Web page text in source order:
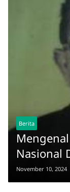
Berita
Nasional
Islam
November 10, 2024